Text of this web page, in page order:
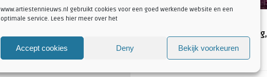
www.artiestennieuws.nl gebruikt cookies voor een goed werkende website en een
optimale service. Lees hier meer over het
Accept cookies Deny Bekijk voorkeuren
Atlantis en Xandria in De Helling,
Geschreven door